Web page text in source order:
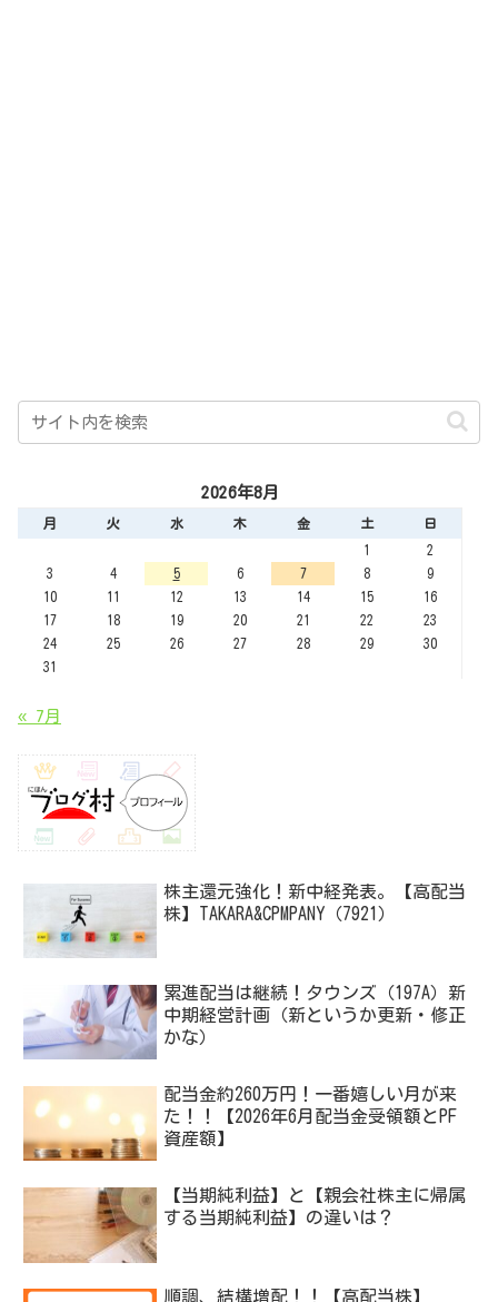
2026年8月
月 火 水 木 金 土
日
1
2
3
4 5 6 7 8
9
10
11 12 13 14 15
16
17
18 19 20 21 22
23
24
25 26 27 28 29
30
31
« 7月
株主還元強化！新中経発表。【高配当
株】TAKARA&CPMPANY（7921）
累進配当は継続！タウンズ（197A）新
中期経営計画（新というか更新・修正
かな）
配当金約260万円！一番嬉しい月が来
た！！【2026年6月配当金受領額とPF
資産額】
【当期純利益】と【親会社株主に帰属
する当期純利益】の違いは？
順調、結構増配！！【高配当株】